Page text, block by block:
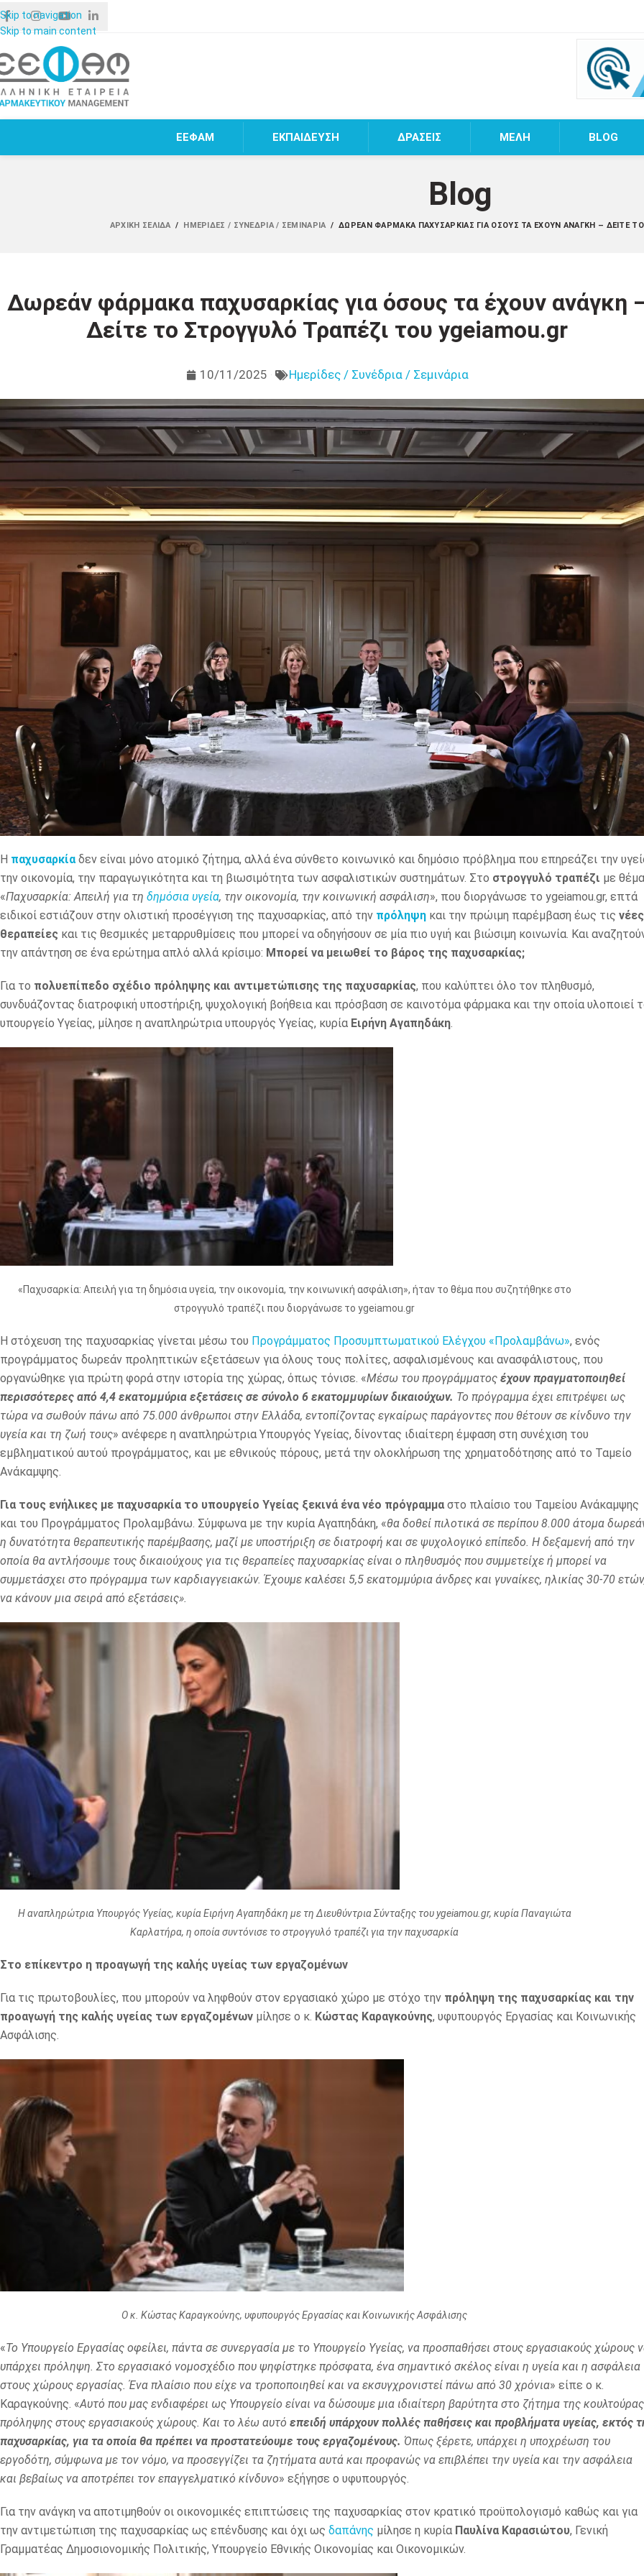
Skip to navigation
Skip to main content
ΕΕΦΑΜ ΕΚΠΑΙΔΕΥΣΗ ΔΡΑΣΕΙΣ MEΛΗ BLOG
Blog
ΑΡΧΙΚΉ ΣΕΛΊΔΑ / ΗΜΕΡΊΔΕΣ / ΣΥΝΈΔΡΙΑ / ΣΕΜΙΝΆΡΙΑ / ΔΩΡΕΆΝ ΦΆΡΜΑΚΑ ΠΑΧΥΣΑΡΚΊΑΣ ΓΙΑ ΌΣΟΥΣ ΤΑ ΈΧΟΥΝ ΑΝΆΓΚΗ – ΔΕΊΤΕ ΤΟ
Δωρεάν φάρμακα παχυσαρκίας για όσους τα έχουν ανάγκη
Δείτε το Στρογγυλό Τραπέζι του ygeiamou.gr
10/11/2025 Ημερίδες / Συνέδρια / Σεμινάρια
Η παχυσαρκία δεν είναι μόνο ατομικό ζήτημα, αλλά ένα σύνθετο κοινωνικό και δημόσιο πρόβλημα που επηρεάζει την
την οικονομία, την παραγωγικότητα και τη βιωσιμότητα των ασφαλιστικών συστημάτων. Στο στρογγυλό τραπέζι με θέμα
«Παχυσαρκία: Απειλή για τη δημόσια υγεία, την οικονομία, την κοινωνική ασφάλιση», που διοργάνωσε το ygeiamou.gr, επτά
ειδικοί εστιάζουν στην ολιστική προσέγγιση της παχυσαρκίας, από την πρόληψη και την πρώιμη παρέμβαση έως τις νέες
θεραπείες και τις θεσμικές μεταρρυθμίσεις που μπορεί να οδηγήσουν σε μία πιο υγιή και βιώσιμη κοινωνία. Και
την απάντηση σε ένα ερώτημα απλό αλλά κρίσιμο: Μπορεί να μειωθεί το βάρος της παχυσαρκίας;
Για το πολυεπίπεδο σχέδιο πρόληψης και αντιμετώπισης της παχυσαρκίας, που καλύπτει όλο τον πληθυσμό,
συνδυάζοντας διατροφική υποστήριξη, ψυχολογική βοήθεια και πρόσβαση σε καινοτόμα φάρμακα και την οποία υλοποιεί
υπουργείο Υγείας, μίλησε η αναπληρώτρια υπουργός Υγείας, κυρία Ειρήνη Αγαπηδάκη
«Παχυσαρκία: Απειλή για τη δημόσια υγεία, την οικονομία, την κοινωνική ασφάλιση», ήταν το θέμα που συζητήθηκε στο
στρογγυλό τραπέζι που διοργάνωσε το ygeiamou.gr
Η στόχευση της παχυσαρκίας γίνεται μέσω του Προγράμματος Προσυμπτωματικού Ελέγχου «Προλαμβάνω», ενός
προγράμματος δωρεάν προληπτικών εξετάσεων για όλους τους πολίτες, ασφαλισμένους και ανασφάλιστους, που
οργανώθηκε για πρώτη φορά στην ιστορία της χώρας, όπως τόνισε. «Μέσω του προγράμματος έχουν πραγματοποιηθεί
περισσότερες από 4,4 εκατομμύρια εξετάσεις σε σύνολο 6 εκατομμυρίων δικαιούχων. Το πρόγραμμα έχει επιτρέψει ως
τώρα να σωθούν πάνω από 75.000 άνθρωποι στην Ελλάδα, εντοπίζοντας εγκαίρως παράγοντες που θέτουν σε κίνδυνο την
υγεία και τη ζωή τους» ανέφερε η αναπληρώτρια Υπουργός Υγείας, δίνοντας ιδιαίτερη έμφαση στη συνέχιση του
εμβληματικού αυτού προγράμματος, και με εθνικούς πόρους, μετά την ολοκλήρωση της χρηματοδότησης από το Ταμείο
Ανάκαμψης.
Για τους ενήλικες με παχυσαρκία το υπουργείο Υγείας ξεκινά ένα νέο πρόγραμμα στο πλαίσιο του Ταμείου Ανάκαμψης
και του Προγράμματος Προλαμβάνω. Σύμφωνα με την κυρία Αγαπηδάκη, «θα δοθεί πιλοτικά σε περίπου 8.000 άτομα
η δυνατότητα θεραπευτικής παρέμβασης, μαζί με υποστήριξη σε διατροφή και σε ψυχολογικό επίπεδο. Η δεξαμενή από την
οποία θα αντλήσουμε τους δικαιούχους για τις θεραπείες παχυσαρκίας είναι ο πληθυσμός που συμμετείχε ή μπορεί να
συμμετάσχει στο πρόγραμμα των καρδιαγγειακών. Έχουμε καλέσει 5,5 εκατομμύρια άνδρες και γυναίκες, ηλικίας 30-70
να κάνουν μια σειρά από εξετάσεις».
Η αναπληρώτρια Υπουργός Υγείας, κυρία Ειρήνη Αγαπηδάκη με τη Διευθύντρια Σύνταξης του ygeiamou.gr, κυρία Παναγιώτα
Καρλατήρα, η οποία συντόνισε το στρογγυλό τραπέζι για την παχυσαρκία
Στο επίκεντρο η προαγωγή της καλής υγείας των εργαζομένων
Για τις πρωτοβουλίες, που μπορούν να ληφθούν στον εργασιακό χώρο με στόχο την πρόληψη της παχυσαρκίας και την
προαγωγή της καλής υγείας των εργαζομένων μίλησε ο κ. Κώστας Καραγκούνης, υφυπουργός Εργασίας και Κοινωνικής
Ασφάλισης.
O κ. Κώστας Καραγκούνης, υφυπουργός Εργασίας και Κοινωνικής Ασφάλισης
«Το Υπουργείο Εργασίας οφείλει, πάντα σε συνεργασία με το Υπουργείο Υγείας, να προσπαθήσει στους εργασιακούς χώρους
υπάρχει πρόληψη. Στο εργασιακό νομοσχέδιο που ψηφίστηκε πρόσφατα, ένα σημαντικό σκέλος είναι η υγεία και η ασφάλεια
στους χώρους εργασίας. Ένα πλαίσιο που είχε να τροποποιηθεί και να εκσυγχρονιστεί πάνω από 30 χρόνια» είπε ο κ.
Καραγκούνης. «Αυτό που μας ενδιαφέρει ως Υπουργείο είναι να δώσουμε μια ιδιαίτερη βαρύτητα στο ζήτημα της κουλτούρας
πρόληψης στους εργασιακούς χώρους. Και το λέω αυτό επειδή υπάρχουν πολλές παθήσεις και προβλήματα υγείας, εκτός
παχυσαρκίας, για τα οποία θα πρέπει να προστατεύουμε τους εργαζομένους. Όπως ξέρετε, υπάρχει η υποχρέωση του
εργοδότη, σύμφωνα με τον νόμο, να προσεγγίζει τα ζητήματα αυτά και προφανώς να επιβλέπει την υγεία και την ασφάλεια
και βεβαίως να αποτρέπει τον επαγγελματικό κίνδυνο» εξήγησε ο υφυπουργός.
Για την ανάγκη να αποτιμηθούν οι οικονομικές επιπτώσεις της παχυσαρκίας στον κρατικό προϋπολογισμό καθώς και για
την αντιμετώπιση της παχυσαρκίας ως επένδυσης και όχι ως δαπάνης μίλησε η κυρία Παυλίνα Καρασιώτου, Γενική
Γραμματέας Δημοσιονομικής Πολιτικής, Υπουργείο Εθνικής Οικονομίας και Οικονομικών.